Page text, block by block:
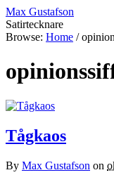
Max Gustafson
Satirtecknare
Browse: Home /
Tågkaos
By Max Gustafson on